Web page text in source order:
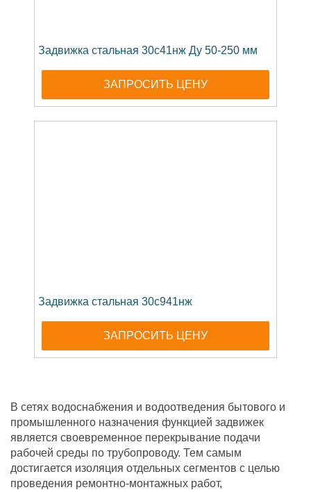
Задвижка стальная 30с41нж Ду 50-250 мм
ЗАПРОСИТЬ ЦЕНУ
Задвижка стальная 30с941нж
ЗАПРОСИТЬ ЦЕНУ
В сетях водоснабжения и водоотведения бытового и
промышленного назначения функцией задвижек
является своевременное перекрывание подачи
рабочей среды по трубопроводу. Тем самым
достигается изоляция отдельных сегментов с целью
проведения ремонтно-монтажных работ,